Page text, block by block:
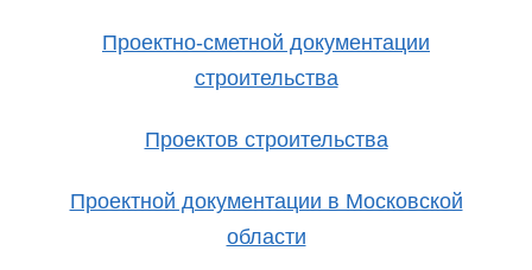
Проектно-сметной документации
строительства
Проектов строительства
Проектной документации в Московской
области